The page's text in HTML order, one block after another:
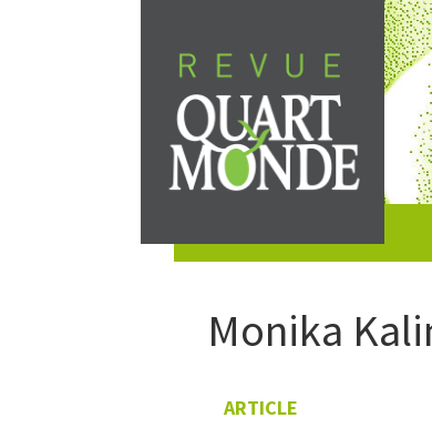
au
contenu
Monika
ARTICLE